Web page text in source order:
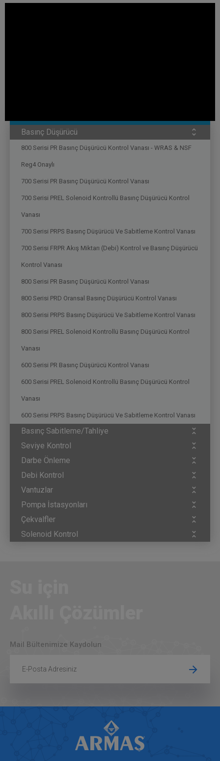
Basınç Düşürücü
800 Serisi PR Basınç Düşürücü Kontrol Vanası - WRAS & NSF
Reg4 Onaylı
700 Serisi PR Basınç Düşürücü Kontrol Vanası
700 Serisi PREL Solenoid Kontrollü Basınç Düşürücü Kontrol
Vanası
700 Serisi PRPS Basınç Düşürücü Ve Sabitleme Kontrol Vanası
700 Serisi FRPR Akış Miktarı (Debi) Kontrol ve Basınç Düşürücü
Kontrol Vanası
800 Serisi PR Basınç Düşürücü Kontrol Vanası
800 Serisi PRD Oransal Basınç Düşürücü Kontrol Vanası
800 Serisi PRPS Basınç Düşürücü Ve Sabitleme Kontrol Vanası
800 Serisi PREL Solenoid Kontrollü Basınç Düşürücü Kontrol
Vanası
600 Serisi PR Basınç Düşürücü Kontrol Vanası
600 Serisi PREL Solenoid Kontrollü Basınç Düşürücü Kontrol
Vanası
600 Serisi PRPS Basınç Düşürücü Ve Sabitleme Kontrol Vanası
Basınç Sabitleme/Tahliye
Seviye Kontrol
Darbe Önleme
Debi Kontrol
Vantuzlar
Pompa İstasyonları
Çekvalfler
Solenoid Kontrol
Mail Bültenimize Kaydolun